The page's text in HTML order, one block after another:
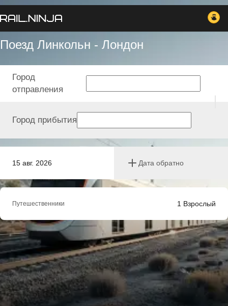
Поезд Линкольн - Лондон
15 авг. 2026 Дата обратно
Город
отправления
Город прибытия
Путешественники 1 Взрослый